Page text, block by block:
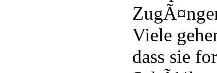
Viele
dass sie